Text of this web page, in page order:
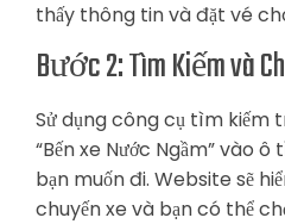
thấy thông tin và đặt vé
Bước 2: Tìm Kiếm và
Sử dụng công cụ tìm kiếm
“Bến xe Nước Ngầm” vào
bạn muốn đi. Website sẽ
chuyến xe và bạn có thể